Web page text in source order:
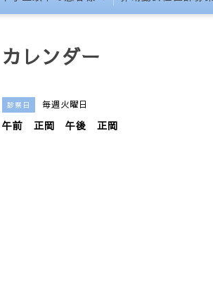
カレンダー
診察日 毎週火曜日
午前 正岡 午後 正岡